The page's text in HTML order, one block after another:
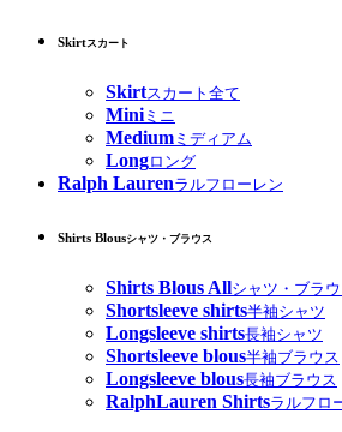
Skirtスカート
Skirtスカート全て
Miniミニ
Medium ミディアム
Longロング
Ralph Laurenラルフローレン
Shirts Blousシャツ・ブラウス
Shirts Blous Allシャツ・ブラ
Shortsleeve shirts半袖シャツ
Longsleeve shirts長袖シャツ
Shortsleeve blous半袖ブラウス
Longsleeve blous長袖ブラウス
RalphLauren Shirtsラルフロ